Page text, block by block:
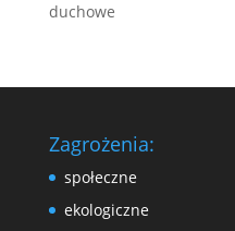
duchowe
Zagrożenia:
społeczne
ekologiczne